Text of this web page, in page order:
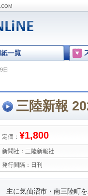
日
三陸新報
定価： ¥1,800
新聞社： 三陸新報社
発行間隔： 日刊
主に気仙沼市・南三陸町